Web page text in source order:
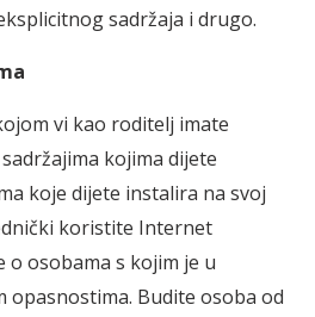
sadržaja i drugo.
vi kao roditelj imate
kojima dijete
koje dijete instalira na svoj
koristite Internet
osobama s kojim je u
opasnostima. Budite osoba od